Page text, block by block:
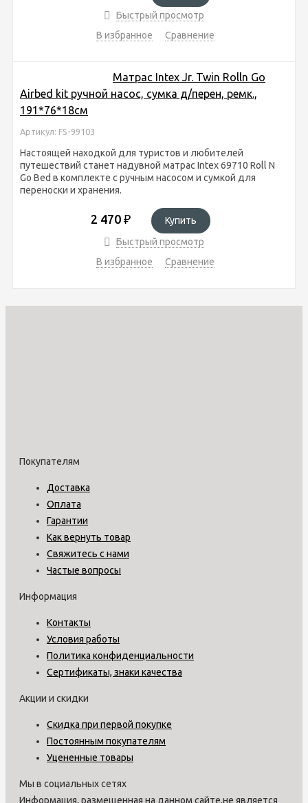
Быстрый просмотр
В избранное
Сравнение
Матрас Intex Jr. Twin Rolln Go
Airbed kit ручной насос, сумка д/перен, ремк.,
191*76*18см
Артикул: FS-99103
Настоящей находкой для туристов и любителей
путешествий станет надувной матрас Intex 69710 Roll N
Go Bed в комплекте с ручным насосом и сумкой для
переноски и хранения.
2 470 ₽
Купить
Быстрый просмотр
В избранное
Сравнение
Покупателям
Доставка
Оплата
Гарантии
Как вернуть товар
Свяжитесь с нами
Частые вопросы
Информация
Контакты
Условия работы
Политика конфиденциальности
Сертификаты, знаки качества
Акции и скидки
Скидка при первой покупке
Постоянным покупателям
Уцененные товары
Мы в социальных сетях
Информация, размещенная на данном сайте,не является